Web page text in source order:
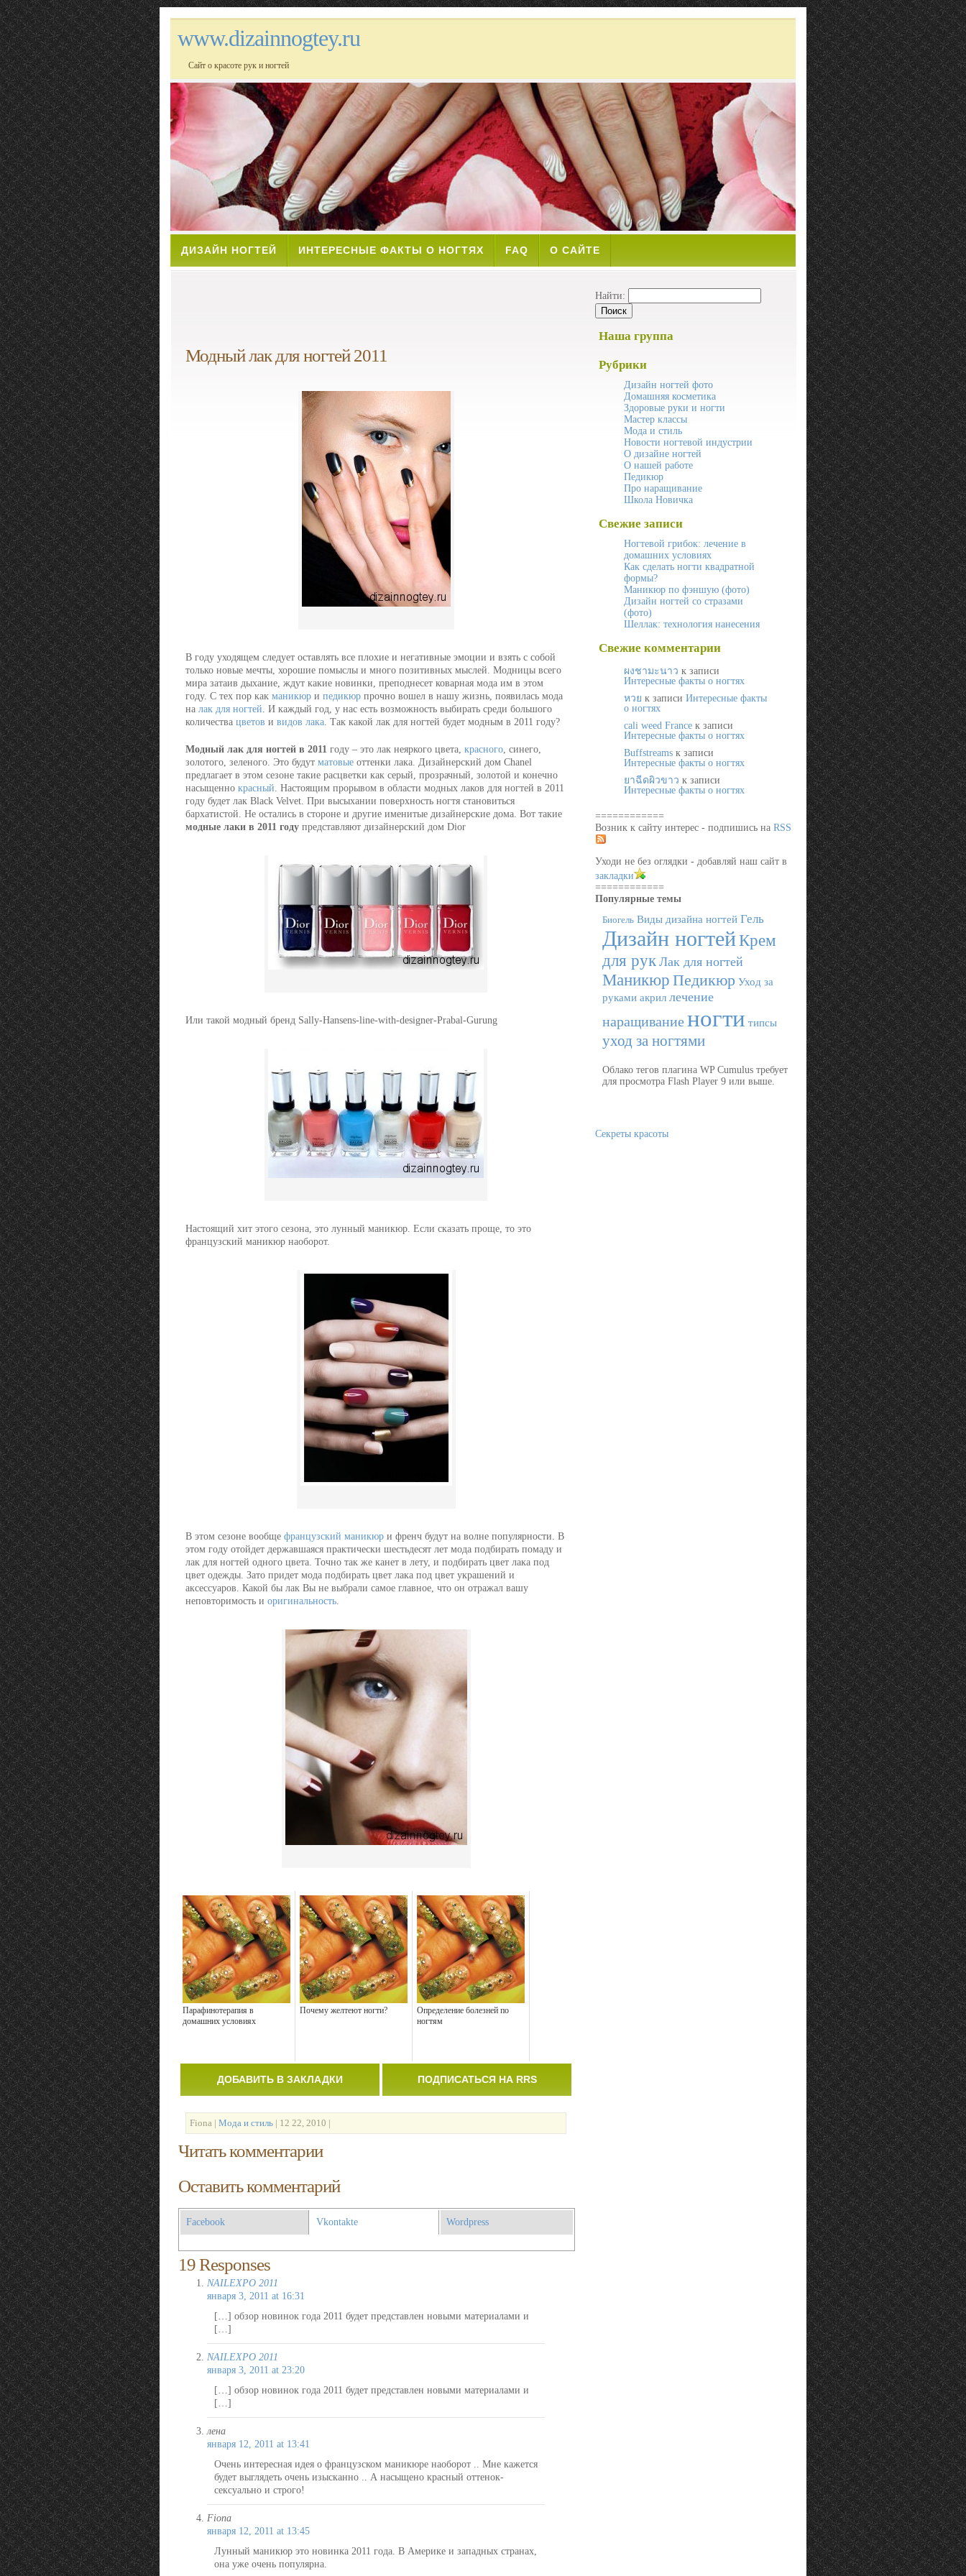
www.dizainnogtey.ru
Сайт о красоте рук и ногтей
ДИЗАЙН НОГТЕЙ ИНТЕРЕСНЫЕ ФАКТЫ О НОГТЯХ FAQ О САЙТЕ
Модный лак для ногтей 2011
В году уходящем следует оставлять все плохие и негативные эмоции и взять с собой
только новые мечты, хорошие помыслы и много позитивных мыслей. Модницы всего
мира затаив дыхание, ждут какие новинки, преподнесет коварная мода им в этом
году. С тех пор как маникюр и педикюр прочно вошел в нашу жизнь, появилась мода
на лак для ногтей. И каждый год, у нас есть возможность выбирать среди большого
количества цветов и видов лака. Так какой лак для ногтей будет модным в 2011 году?
Модный лак для ногтей в 2011 году – это лак неяркого цвета, красного, синего,
золотого, зеленого. Это будут матовые оттенки лака. Дизайнерский дом Chanel
предлагает в этом сезоне такие расцветки как серый, прозрачный, золотой и конечно
насыщенно красный. Настоящим прорывом в области модных лаков для ногтей в 2011
году будет лак Black Velvet. При высыхании поверхность ногтя становиться
бархатистой. Не остались в стороне и другие именитые дизайнерские дома. Вот такие
модные лаки в 2011 году представляют дизайнерский дом Dior
Или такой модный бренд Sally-Hansens-line-with-designer-Prabal-Gurung
Настоящий хит этого сезона, это лунный маникюр. Если сказать проще, то это
французский маникюр наоборот.
В этом сезоне вообще французский маникюр и френч будут на волне популярности. В
этом году отойдет державшаяся практически шестьдесят лет мода подбирать помаду и
лак для ногтей одного цвета. Точно так же канет в лету, и подбирать цвет лака под
цвет одежды. Зато придет мода подбирать цвет лака под цвет украшений и
аксессуаров. Какой бы лак Вы не выбрали самое главное, что он отражал вашу
неповторимость и оригинальность.
Парафинотерапия в
домашних условиях
Почему желтеют ногти?
Определение болезней по
ногтям
ДОБАВИТЬ В ЗАКЛАДКИ ПОДПИСАТЬСЯ НА RRS
Fiona | Мода и стиль | 12 22, 2010 |
Читать комментарии
Оставить комментарий
Facebook Vkontakte Wordpress
19 Responses
NAILEXPO 2011
января 3, 2011 at 16:31
[…] обзор новинок года 2011 будет представлен новыми материалами и
[…]
NAILEXPO 2011
января 3, 2011 at 23:20
[…] обзор новинок года 2011 будет представлен новыми материалами и
[…]
лена
января 12, 2011 at 13:41
Очень интересная идея о французском маникюре наоборот .. Мне кажется
будет выглядеть очень изысканно .. А насыщено красный оттенок-
сексуально и строго!
Fiona
января 12, 2011 at 13:45
Лунный маникюр это новинка 2011 года. В Америке и западных странах,
она уже очень популярна.
Найти:
Наша группа
Рубрики
Дизайн ногтей фото
Домашняя косметика
Здоровые руки и ногти
Мастер классы
Мода и стиль
Новости ногтевой индустрии
О дизайне ногтей
О нашей работе
Педикюр
Про наращивание
Школа Новичка
Свежие записи
Ногтевой грибок: лечение в
домашних условиях
Как сделать ногти квадратной
формы?
Маникюр по фэншую (фото)
Дизайн ногтей со стразами
(фото)
Шеллак: технология нанесения
Свежие комментарии
ผงชามะนาว к записи
Интересные факты о ногтях
หวย к записи Интересные факты
о ногтях
cali weed France к записи
Интересные факты о ногтях
Buffstreams к записи
Интересные факты о ногтях
ยาฉีดผิวขาว к записи
Интересные факты о ногтях
============
Возник к сайту интерес - подпишись на RSS
Уходи не без оглядки - добавляй наш сайт в
закладки
============
Популярные темы
Биогель Виды дизайна ногтей Гель
Дизайн ногтейКрем
для рук Лак для ногтей
Маникюр Педикюр Уход за
руками акрил лечение
наращиваниеногти типсы
уход за ногтями
Облако тегов плагина WP Cumulus требует
для просмотра Flash Player 9 или выше.
Секреты красоты